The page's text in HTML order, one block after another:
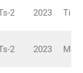
2 2023 Tim
2 2023